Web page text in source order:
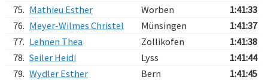
75. Mathieu Esther Worben
1:41:33
76. Meyer-Wilmes Christel Münsingen
1:41:37
77. Lehnen Thea Zollikofen
1:41:38
78. Seiler Heidi Lyss
1:41:44
79. Wydler Esther Bern
1:41:45